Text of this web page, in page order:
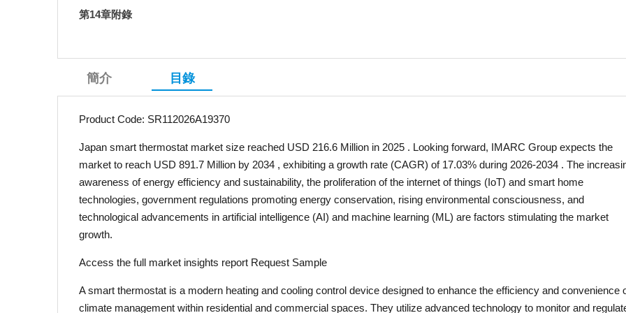
第14章附錄
簡介 目錄
Product Code: SR112026A19370
Japan smart thermostat market size reached USD 216.6 Million in 2025 . Looking forward, IMARC Group expects the
market to reach USD 891.7 Million by 2034 , exhibiting a growth rate (CAGR) of 17.03% during 2026-2034 . The
awareness of energy efficiency and sustainability, the proliferation of the internet of things (IoT) and smart home
technologies, government regulations promoting energy conservation, rising environmental consciousness, and
technological advancements in artificial intelligence (AI) and machine learning (ML) are factors stimulating the market
growth.
Access the full market insights report Request Sample
A smart thermostat is a modern heating and cooling control device designed to enhance the efficiency and convenience
climate management within residential and commercial spaces. They utilize advanced technology to monitor and